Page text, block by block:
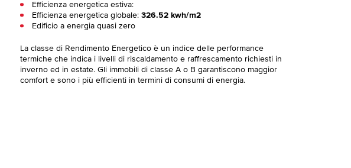
Efficienza energetica estiva:
Efficienza energetica globale:326.52 kwh/m2
Edificio a energia quasi zero
La classe di Rendimento Energetico è un indice delle performance
termiche che indica i livelli di riscaldamento e raffrescamento richiesti in
inverno ed in estate. Gli immobili di classe A o B garantiscono maggior
comfort e sono i più efficienti in termini di consumi di energia.